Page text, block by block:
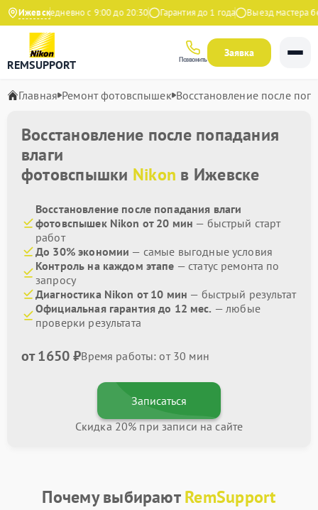
Ижевск
Ежедневно с 9:00 до 20:30 Гарантия до 1 года Выезд мастера
REMSUPPORT Позвонить
Заявка
Главная Ремонт фотовспышек Восстановление после
Восстановление после попадания
влаги
фотовспышки Nikon в Ижевске
Восстановление после попадания влаги
фотовспышек Nikon от 20 мин — быстрый старт
работ
До 30% экономии — самые выгодные условия
Контроль на каждом этапе — статус ремонта по
запросу
Диагностика Nikon от 10 мин — быстрый результат
Официальная гарантия до 12 мес. — любые
проверки результата
от 1650 ₽Время работы: от 30 мин
Записаться
Скидка 20% при записи на сайте
Почему выбираютRemSupport